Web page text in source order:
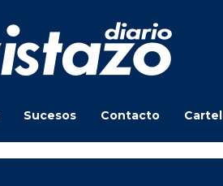
Sucesos Contacto